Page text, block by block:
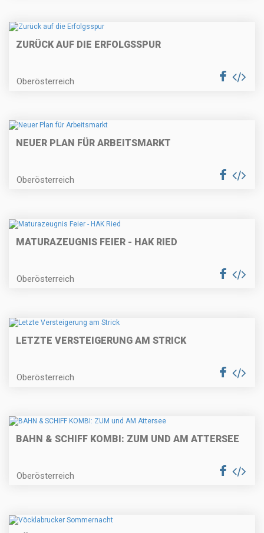
ZURÜCK AUF DIE ERFOLGSSPUR
Oberösterreich
NEUER PLAN FÜR ARBEITSMARKT
Oberösterreich
MATURAZEUGNIS FEIER - HAK RIED
Oberösterreich
LETZTE VERSTEIGERUNG AM STRICK
Oberösterreich
BAHN & SCHIFF KOMBI: ZUM UND AM ATTERSEE
Oberösterreich